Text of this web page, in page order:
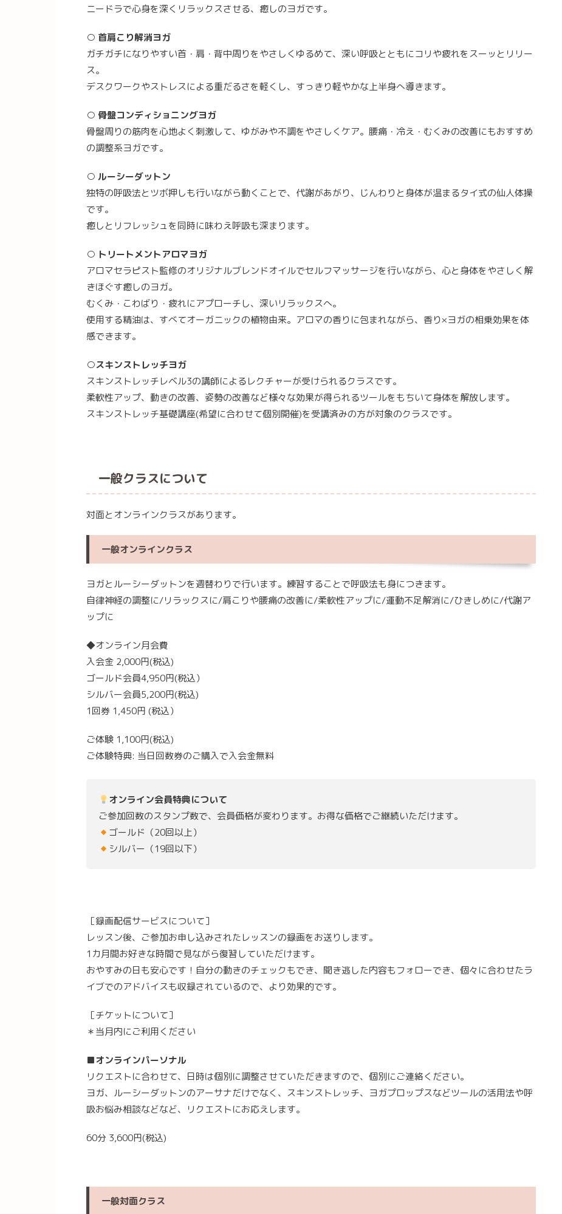
ニードラで心身を深くリラックスさせる、癒しのヨガです。
○ 首肩こり解消ヨガ
ガチガチになりやすい首・肩・背中周りをやさしくゆるめて、深い呼吸とともにコリや疲れをスーッとリリー
ス。
デスクワークやストレスによる重だるさを軽くし、すっきり軽やかな上半身へ導きます。
○ 骨盤コンディショニングヨガ
骨盤周りの筋肉を心地よく刺激して、ゆがみや不調をやさしくケア。腰痛・冷え・むくみの改善にもおすすめ
の調整系ヨガです。
○ ルーシーダットン
独特の呼吸法とツボ押しも行いながら動くことで、代謝があがり、じんわりと身体が温まるタイ式の仙人体操
です。
癒しとリフレッシュを同時に味わえ呼吸も深まります。
○ トリートメントアロマヨガ
アロマセラピスト監修のオリジナルブレンドオイルでセルフマッサージを行いながら、心と身体をやさしく解
きほぐす癒しのヨガ。
むくみ・こわばり・疲れにアプローチし、深いリラックスへ。
使用する精油は、すべてオーガニックの植物由来。アロマの香りに包まれながら、香り×ヨガの相乗効果を体
感できます。
○スキンストレッチヨガ
スキンストレッチレベル3の講師によるレクチャーが受けられるクラスです。
柔軟性アップ、動きの改善、姿勢の改善など様々な効果が得られるツールをもちいて身体を解放します。
スキンストレッチ基礎講座(希望に合わせて個別開催)を受講済みの方が対象のクラスです。
一般クラスについて
対面とオンラインクラスがあります。
一般オンラインクラス
ヨガとルーシーダットンを週替わりで行います。練習することで呼吸法も身につきます。
自律神経の調整に/リラックスに/肩こりや腰痛の改善に/柔軟性アップに/運動不足解消に/ひきしめに/代謝ア
ップに
◆オンライン月会費
入会金 2,000円(税込)
ゴールド会員4,950円(税込）
シルバー会員5,200円(税込)
1回券 1,450円 (税込）
ご体験 1,100円(税込)
ご体験特典: 当日回数券のご購入で入会金無料
オンライン会員特典について
ご参加回数のスタンプ数で、会員価格が変わります。お得な価格でご継続いただけます。
ゴールド（20回以上）
シルバー（19回以下）
［録画配信サービスについて］
レッスン後、ご参加お申し込みされたレッスンの録画をお送りします。
1カ月間お好きな時間で見ながら復習していただけます。
おやすみの日も安心です！自分の動きのチェックもでき、聞き逃した内容もフォローでき、個々に合わせたラ
イブでのアドバイスも収録されているので、より効果的です。
［チケットについて］
＊当月内にご利用ください
■オンラインパーソナル
リクエストに合わせて、日時は個別に調整させていただきますので、個別にご連絡ください。
ヨガ、ルーシーダットンのアーサナだけでなく、スキンストレッチ、ヨガプロップスなどツールの活用法や呼
吸お悩み相談などなど、リクエストにお応えします。
60分 3,600円(税込)
一般対面クラス